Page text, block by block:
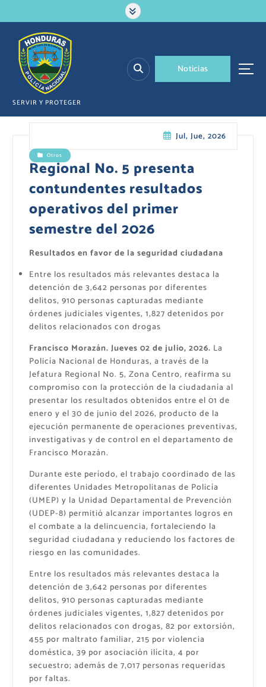
a
SERVIR Y PROTEGER
Noticias
Jul, Jue, 2026
Otros
Regional No. 5 presenta
contundentes resultados
operativos del primer
semestre del 2026
Resultados en favor de la seguridad ciudadana
Entre los resultados más relevantes destaca la
detención de 3,642 personas por diferentes
delitos, 910 personas capturadas mediante
órdenes judiciales vigentes, 1,827 detenidos por
delitos relacionados con drogas
Francisco Morazán. Jueves 02 de julio, 2026. La
Policía Nacional de Honduras, a través de la
Jefatura Regional No. 5, Zona Centro, reafirma su
compromiso con la protección de la ciudadanía al
presentar los resultados obtenidos entre el 01 de
enero y el 30 de junio del 2026, producto de la
ejecución permanente de operaciones preventivas,
investigativas y de control en el departamento de
Francisco Morazán.
Durante este período, el trabajo coordinado de las
diferentes Unidades Metropolitanas de Policía
(UMEP) y la Unidad Departamental de Prevención
(UDEP-8) permitió alcanzar importantes logros en
el combate a la delincuencia, fortaleciendo la
seguridad ciudadana y reduciendo los factores de
riesgo en las comunidades.
Entre los resultados más relevantes destaca la
detención de 3,642 personas por diferentes
delitos, 910 personas capturadas mediante
órdenes judiciales vigentes, 1,827 detenidos por
delitos relacionados con drogas, 82 por extorsión,
455 por maltrato familiar, 215 por violencia
doméstica, 39 por asociación ilícita, 4 por
secuestro; además de 7,017 personas requeridas
por faltas.